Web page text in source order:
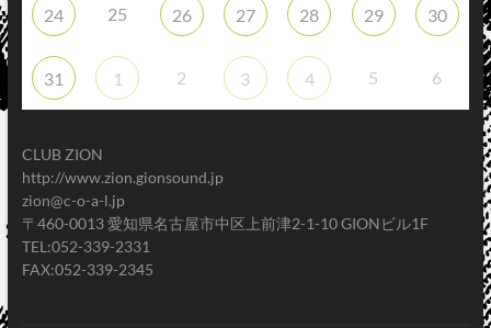
24 25 26 27 28 29 30
31 1 2 3 4 5 6
CLUB ZION
http://www.zion.gionsound.jp
zion@c-o-a-l.jp
〒460-0013 愛知県名古屋市中区上前津2-1-10 GIONビル1F
TEL:052-339-2331
FAX:052-339-2345